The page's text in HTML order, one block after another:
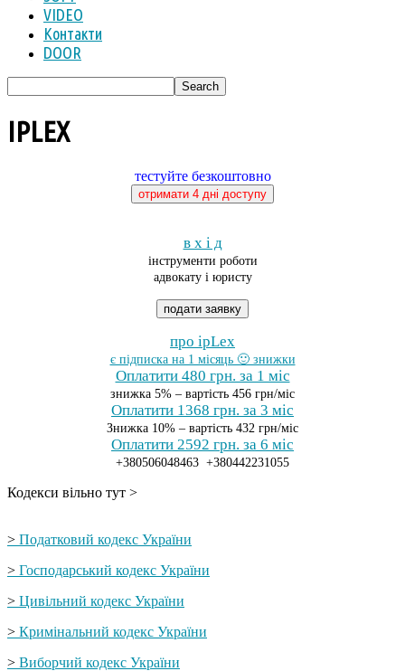
VIDEO
Контакти
DOOR
IPLEX
тестуйте безкоштовно
отримати 4 дні доступу
в х і д
інструменти роботи
адвокату і юристу
подати заявку
про ipLex
є підписка на 1 місяць 🙂 знижки
Оплатити 480 грн. за 1 міс
знижка 5% – вартість 456 грн/міс
Оплатити 1368 грн. за 3 міс
Знижка 10% – вартість 432 грн/міс
Оплатити 2592 грн. за 6 міс
+380506048463 +380442231055
Кодекси вільно тут >
> Податковий кодекс України
> Господарський кодекс України
> Цивільний кодекс України
> Кримінальний кодекс України
> Виборчий кодекс України